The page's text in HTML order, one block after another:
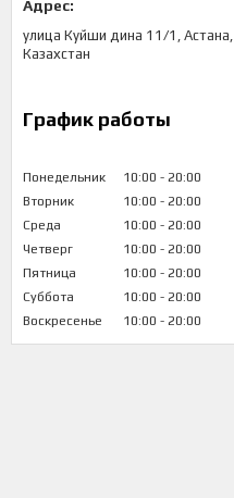
улица Куйши дина 11/1, Астана,
Казахстан
График работы
Понедельник 10:00
20:00
Вторник
10:00
20:00
Среда
10:00
20:00
Четверг
10:00
20:00
Пятница
10:00
20:00
Суббота
10:00
20:00
Воскресенье
10:00 20:00